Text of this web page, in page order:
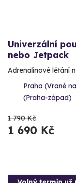
Univerzální
nebo Jetpack
Adrenalinové létání
Praha (Vrané
(Praha-západ)
1 790 Kč
1 690 Kč